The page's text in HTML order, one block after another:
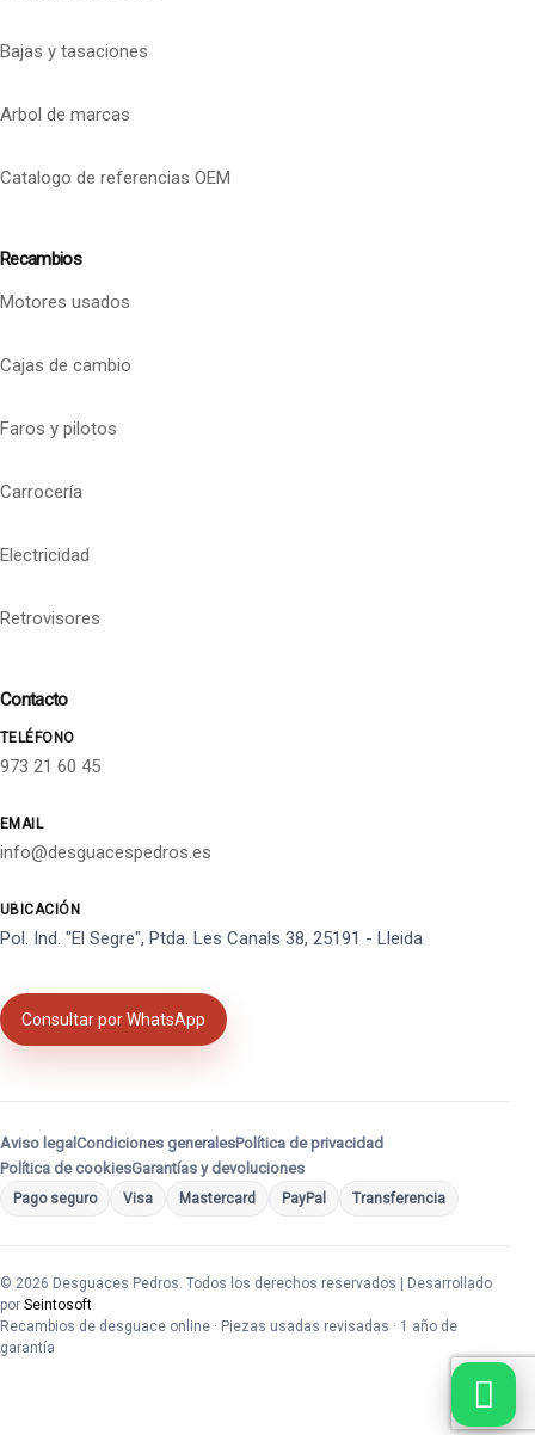
Bajas y tasaciones
Arbol de marcas
Catalogo de referencias OEM
Recambios
Motores usados
Cajas de cambio
Faros y pilotos
Carrocería
Electricidad
Retrovisores
Contacto
TELÉFONO
973 21 60 45
EMAIL
info@desguacespedros.es
UBICACIÓN
Pol. Ind. "El Segre", Ptda. Les Canals 38, 25191 - Lleida
Consultar por WhatsApp
Aviso legal Condiciones generalesPolítica de privacidad
Política de cookiesGarantías y devoluciones
Pago seguro Visa Mastercard PayPal Transferencia
© 2026 Desguaces Pedros. Todos los derechos reservados | Desarrollado
por Seintosoft
Recambios de desguace online · Piezas usadas revisadas · 1 año de
garantía